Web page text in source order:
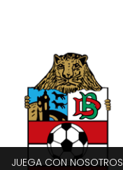
JUEGA CON NOSOTROS